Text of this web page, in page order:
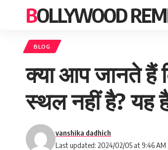
BOLLYWOOD
BLOG
क्या आप जानते हैं
स्थल नहीं है? यह
Last updated: 2024/02/05 at 9:46 AM
vanshika dadhich